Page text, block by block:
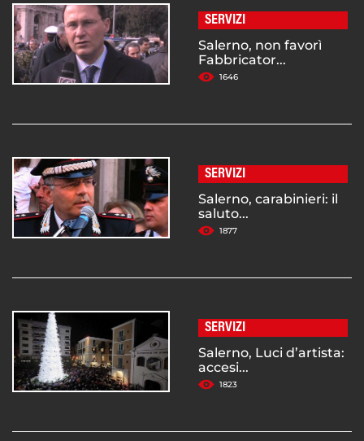
SERVIZI
Salerno, non favorì
Fabbricator...
1646
SERVIZI
Salerno, carabinieri: il
saluto...
1877
SERVIZI
Salerno, Luci d’artista:
accesi...
1823